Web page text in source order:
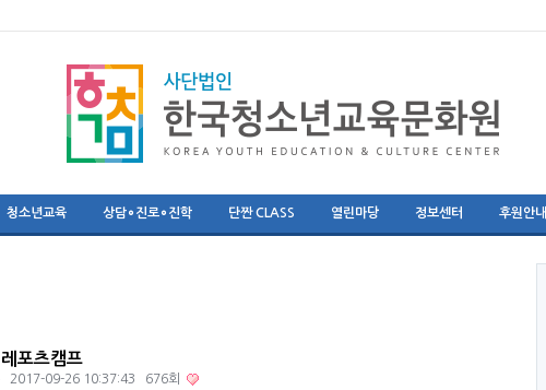
청소년교육 상담∘진로∘진학 단짠 CLASS 열린마당 정보센터 후원안내
포츠캠프
2017-09-26 10:37:43 676회